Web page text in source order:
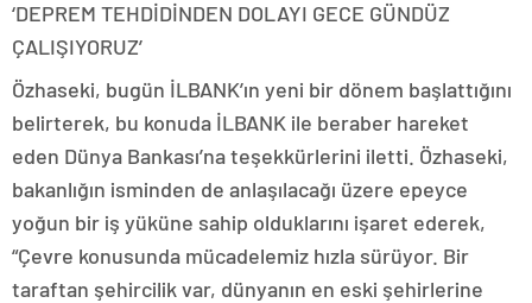
‘DEPREM TEHDİDİNDEN DOLAYI GECE GÜNDÜZ
ÇALIŞIYORUZ’
Özhaseki, bugün İLBANK’ın yeni bir dönem başlattığını
belirterek, bu konuda İLBANK ile beraber hareket
eden Dünya Bankası’na teşekkürlerini iletti. Özhaseki,
bakanlığın isminden de anlaşılacağı üzere epeyce
yoğun bir iş yüküne sahip olduklarını işaret ederek,
“Çevre konusunda mücadelemiz hızla sürüyor. Bir
taraftan şehircilik var, dünyanın en eski şehirlerine